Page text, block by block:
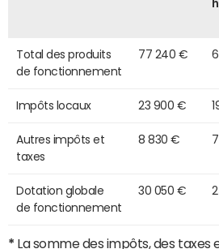
Total des produits
de fonctionnement
77 240 €
Impôts locaux 23 900 €
Autres impôts et
taxes
8 830 €
Dotation globale
de fonctionnement
30 050 €
* La somme des impôts, des taxes